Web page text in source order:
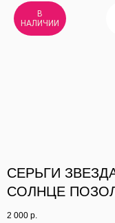
В
НАЛИЧИИ
СЕРЬГИ
СОЛНЦЕ
2 000 р.